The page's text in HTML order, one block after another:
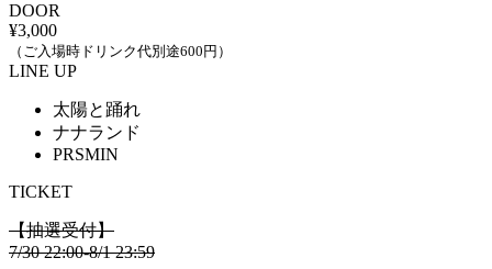
DOOR
¥3,000
（ご入場時ドリンク代別途600円）
LINE UP
太陽と踊れ
ナナランド
PRSMIN
TICKET
【抽選受付】
7/30 22:00-8/1 23:59